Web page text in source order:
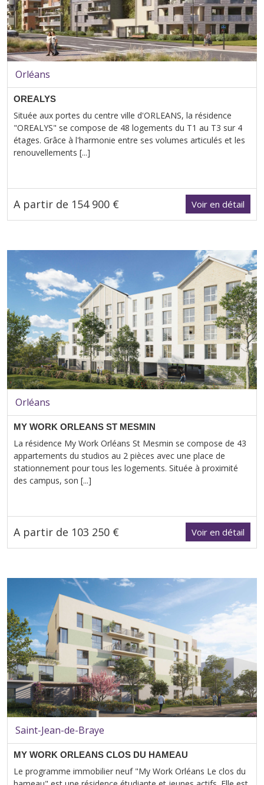
Orléans
OREALYS
Située aux portes du centre ville d'ORLEANS, la résidence
"OREALYS" se compose de 48 logements du T1 au T3 sur 4
étages. Grâce à l'harmonie entre ses volumes articulés et les
renouvellements [...]
A partir de 154 900 € Voir en détail
Orléans
MY WORK ORLEANS ST MESMIN
La résidence My Work Orléans St Mesmin se compose de 43
appartements du studios au 2 pièces avec une place de
stationnement pour tous les logements. Située à proximité
des campus, son [...]
A partir de 103 250 € Voir en détail
Saint-Jean-de-Braye
MY WORK ORLEANS CLOS DU HAMEAU
Le programme immobilier neuf "My Work Orléans Le clos du